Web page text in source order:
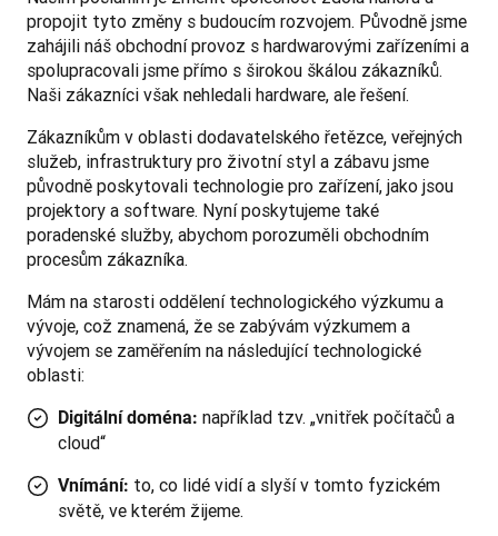
propojit tyto změny s budoucím rozvojem. Původně jsme
zahájili náš obchodní provoz s hardwarovými zařízeními a
spolupracovali jsme přímo s širokou škálou zákazníků.
Naši zákazníci však nehledali hardware, ale řešení.
Zákazníkům v oblasti dodavatelského řetězce, veřejných
služeb, infrastruktury pro životní styl a zábavu jsme
původně poskytovali technologie pro zařízení, jako jsou
projektory a software. Nyní poskytujeme také
poradenské služby, abychom porozuměli obchodním
procesům zákazníka.
Mám na starosti oddělení technologického výzkumu a
vývoje, což znamená, že se zabývám výzkumem a
vývojem se zaměřením na následující technologické
oblasti:
Digitální doména: například tzv. „vnitřek počítačů a
cloud“
Vnímání: to, co lidé vidí a slyší v tomto fyzickém
světě, ve kterém žijeme.